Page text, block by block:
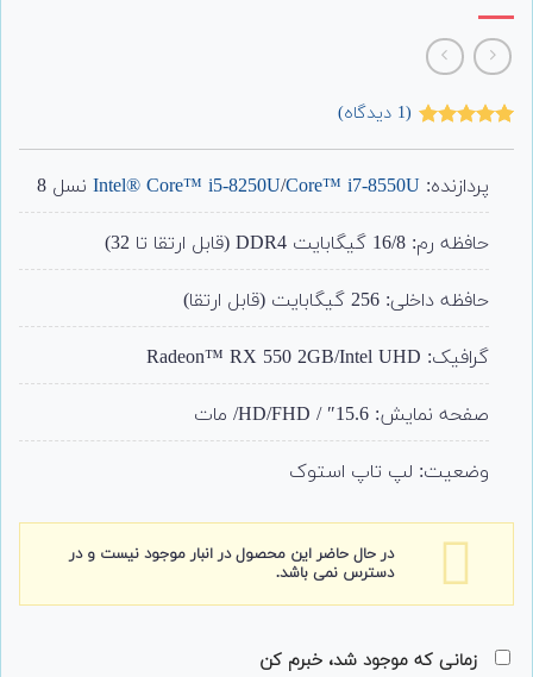
مشتری
(
1 دیدگاه)
پردازنده: Intel® Core™ i5-8250U/Core™ i7-8550U نسل 8
حافظه رم: 16/8 گیگابایت DDR4 (قابل ارتقا تا 32)
حافظه داخلی: 256 گیگابایت (قابل ارتقا)
گرافیک: Radeon™ RX 550 2GB/Intel UHD
صفحه نمایش: 15.6″ / HD/FHD/ مات
وضعیت: لپ تاپ استوک
در حال حاضر این محصول در انبار موجود نیست و در
دسترس نمی باشد.
زمانی که موجود شد، خبرم کن